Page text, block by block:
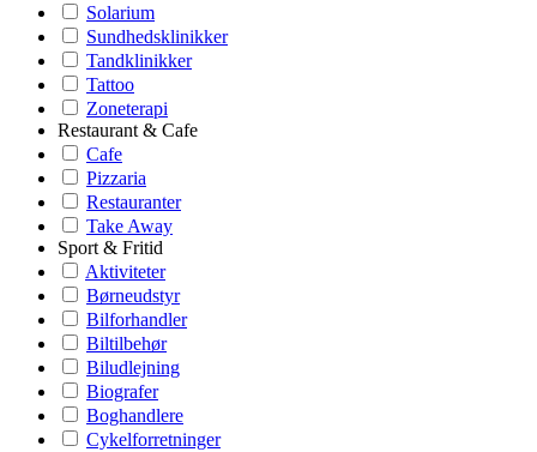
Solarium
Sundhedsklinikker
Tandklinikker
Tattoo
Zoneterapi
Restaurant & Cafe
Cafe
Pizzaria
Restauranter
Take Away
Sport & Fritid
Aktiviteter
Børneudstyr
Bilforhandler
Biltilbehør
Biludlejning
Biografer
Boghandlere
Cykelforretninger